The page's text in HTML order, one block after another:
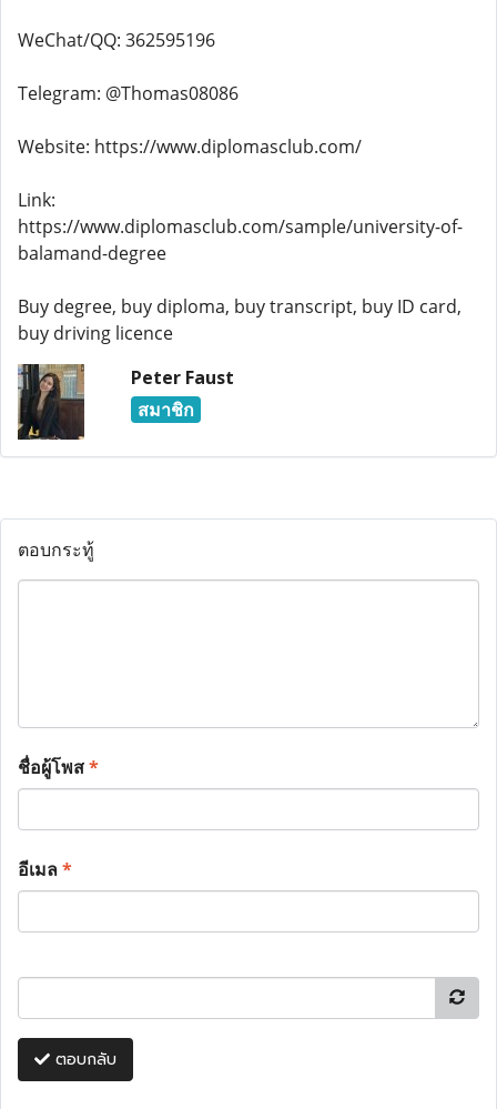
WeChat/QQ: 362595196
Telegram: @Thomas08086
Website: https://www.diplomasclub.com/
Link:
https://www.diplomasclub.com/sample/university-of-
balamand-degree
Buy degree, buy diploma, buy transcript, buy ID card,
buy driving licence
Peter Faust
สมาชิก
ตอบกระทู้
ชื่อผู้โพส*
อีเมล*
ตอบกลับ